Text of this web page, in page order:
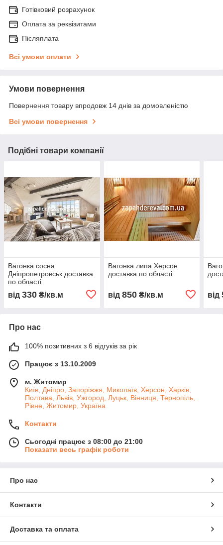
Готівковий розрахунок
Оплата за реквізитами
Післяплата
Всі умови оплати
Умови повернення
Повернення товару впродовж 14 днів за домовленістю
Всі умови повернення
Подібні товари компанії
Вагонка сосна
Дніпропетровськ доставка
по області
від 330 ₴/кв.м
Вагонка липа Херсон
доставка по області
від 850₴/кв.м від
Про нас
100% позитивних з 6 відгуків за рік
Працює з 13.10.2009
м. Житомир
Київ, Дніпро, Запоріжжя, Миколаїв, Херсон, Харків,
Полтава, Львів, Ужгород, Луцьк, Вінниця, Тернопіль,
Рівне, Житомир, Україна
Контакти
Сьогодні працює з 08:00 до 21:00
Показати весь графік роботи
Про нас
Контакти
Доставка та оплата